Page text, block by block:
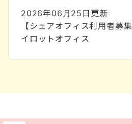
2026年06月25日 更新
【シェアオフィス利用者募
イロットオフィス